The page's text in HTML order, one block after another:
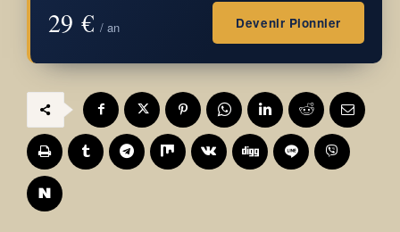
29 € / an Devenir Pionnier